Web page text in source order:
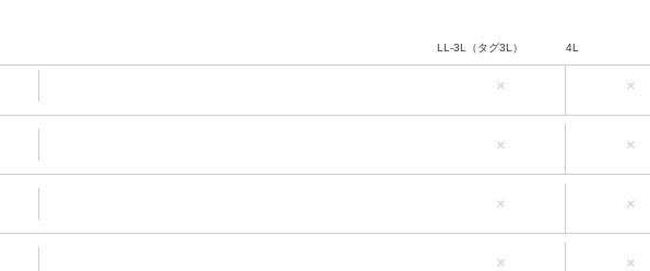
LL-3L（タグ3L）
×
4L
×
× ×
× ×
× ×